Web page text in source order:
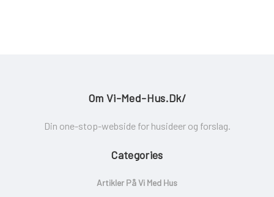
Om Vi-Med-Hus.dk/
Din one-stop-webside for husideer og forslag.
Categories
Artikler På Vi Med Hus